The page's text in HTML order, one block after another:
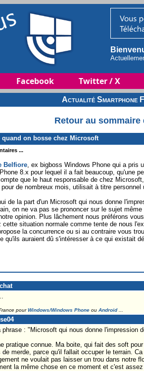
Facebook Twitter / X
Actualité Smartphone
Retour au sommaire
on bosse chez Microsoft
...
Belfiore , ex bigboss Windows Phone qui a pris
8.x pour lequel il a fait beaucoup, qu'une
que le haut responsable de chez
de nombreux mois, utilisait à titre personnel
de la part d'un Microsoft qui nous donne
on ne va pas se prononcer sur le sujet
opinion. Plus lâchement nous préférons
situation normale comme tente de nous
la concurrence ou si au contraire vous
qu'ils auraient dû s'intéresser à ce qui existait
pourWindows/Windows Phoneou Android...
: "Microsoft qui nous donne l'impression
pratique connue. Ma boite, qui fait des soft
merde, parce qu'il fallait occuper le terrain.
ne voulait pas laisser un trou dans notre
la même chose en ce moment et c'est assez